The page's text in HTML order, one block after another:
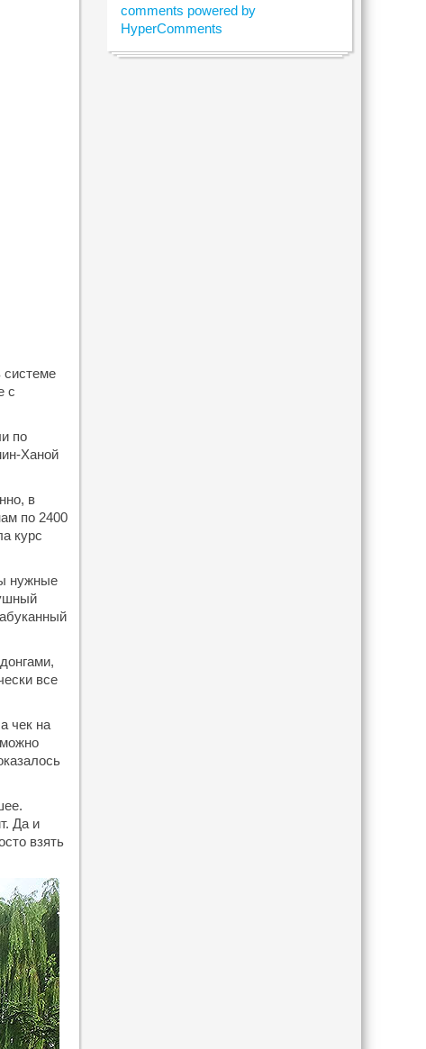
системе
с
по
Ханой
в
по 2400
курс
нужные
все
чек на
Да и
взять
comments powered by
HyperComments